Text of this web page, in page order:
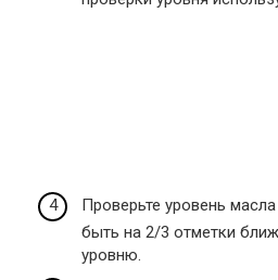
Проверьте уровень
быть на 2/3 отметки
уровню.